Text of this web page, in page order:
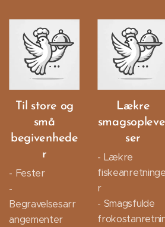
Til store og
små
begivenhede
r
- Fester
-
Begravelsesarr
angementer
Lækre
ser
- Lækre
fiskeanretninge
r
- Smagsfulde